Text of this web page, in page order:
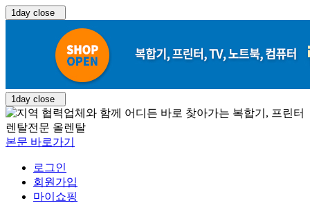
1day close
1day close
본문 바로가기
로그인
회원가입
마이쇼핑